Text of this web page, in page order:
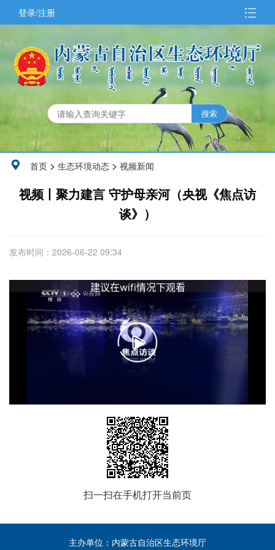
登录/注册
首页 > 生态环境动态 > 视频新闻
视频丨聚力建言 守护母亲河（央视《焦点访
谈》）
发布时间：2026-06-22 09:34
扫一扫在手机打开当前页
主办单位：内蒙古自治区生态环境厅